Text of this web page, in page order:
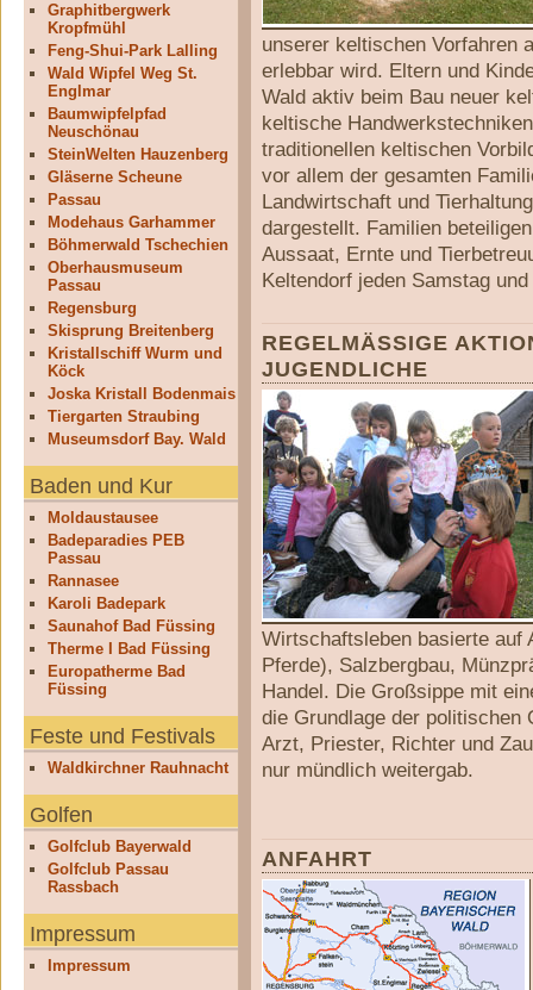
Graphitbergwerk
Kropfmühl
Feng-Shui-Park Lalling
Wald Wipfel Weg St.
Englmar
Baumwipfelpfad
Neuschönau
SteinWelten Hauzenberg
Gläserne Scheune
Passau
Modehaus Garhammer
Böhmerwald Tschechien
Oberhausmuseum
Passau
Regensburg
Skisprung Breitenberg
Kristallschiff Wurm und
Köck
Joska Kristall Bodenmais
Tiergarten Straubing
Museumsdorf Bay. Wald
Baden und Kur
Moldaustausee
Badeparadies PEB
Passau
Rannasee
Karoli Badepark
Saunahof Bad Füssing
Therme I Bad Füssing
Europatherme Bad
Füssing
Feste und Festivals
Waldkirchner Rauhnacht
Golfen
Golfclub Bayerwald
Golfclub Passau
Rassbach
Impressum
Impressum
unserer keltischen Vorfahren
erlebbar wird. Eltern und
Wald aktiv beim Bau neuer
keltische
traditionellen keltischen
vor allem der gesamten
Landwirtschaft und
dargestellt. Familien
Aussaat, Ernte und
Keltendorf jeden Samstag
REGELMÄSSIGE
UGENDLICHE
Wirtschaftsleben basierte auf
Pferde), Salzbergbau,
Handel. Die Großsippe mit
die Grundlage der politischen
Arzt, Priester, Richter und
nur mündlich weitergab.
ANFAHRT